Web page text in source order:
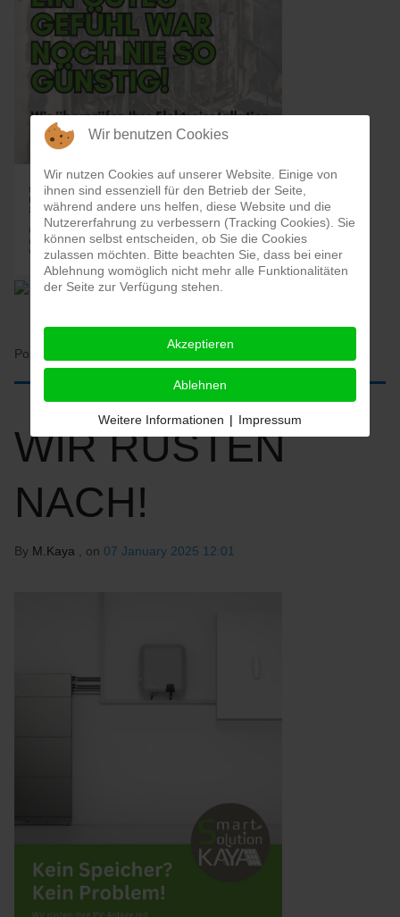
Posted in:
WIR RÜSTEN
NACH!
By M.Kaya , on 07 January 2025 12:01
Wir benutzen Cookies
Wir nutzen Cookies auf unserer Website. Einige von
ihnen sind essenziell für den Betrieb der Seite,
während andere uns helfen, diese Website und die
Nutzererfahrung zu verbessern (Tracking Cookies). Sie
können selbst entscheiden, ob Sie die Cookies
zulassen möchten. Bitte beachten Sie, dass bei einer
Ablehnung womöglich nicht mehr alle Funktionalitäten
der Seite zur Verfügung stehen.
Akzeptieren
Ablehnen
Weitere Informationen | Impressum